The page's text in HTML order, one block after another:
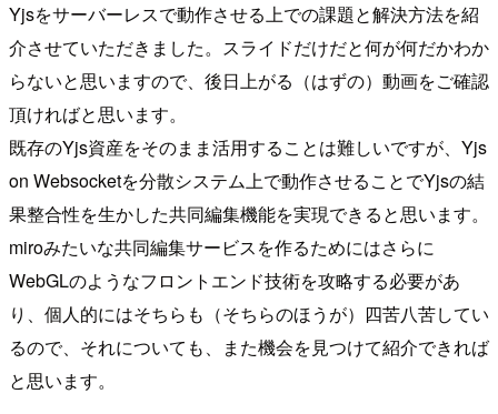
Yjsをサーバーレスで動作させる上での課題と解決方法を紹
介させていただきました。スライドだけだと何が何だかわか
らないと思いますので、後日上がる（はずの）動画をご確認
頂ければと思います。
既存のYjs資産をそのまま活用することは難しいですが、Yjs
on Websocketを分散システム上で動作させることでYjsの結
果整合性を生かした共同編集機能を実現できると思います。
miroみたいな共同編集サービスを作るためにはさらに
WebGLのようなフロントエンド技術を攻略する必要があ
り、個人的にはそちらも（そちらのほうが）四苦八苦してい
るので、それについても、また機会を見つけて紹介できれば
と思います。